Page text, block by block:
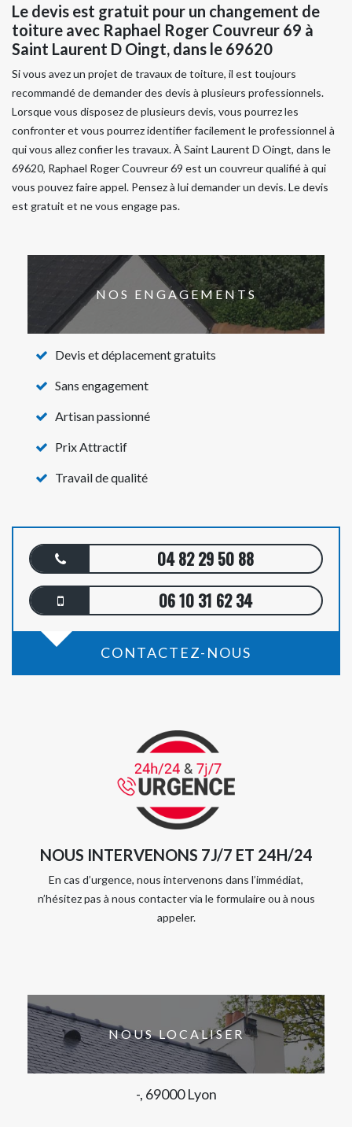
Le devis est gratuit pour un changement de
toiture avec Raphael Roger Couvreur 69 à
Saint Laurent D Oingt, dans le 69620
Si vous avez un projet de travaux de toiture, il est toujours
recommandé de demander des devis à plusieurs professionnels.
Lorsque vous disposez de plusieurs devis, vous pourrez les
confronter et vous pourrez identifier facilement le professionnel à
qui vous allez confier les travaux. À Saint Laurent D Oingt, dans le
69620, Raphael Roger Couvreur 69 est un couvreur qualifié à qui
vous pouvez faire appel. Pensez à lui demander un devis. Le devis
est gratuit et ne vous engage pas.
NOS ENGAGEMENTS
Devis et déplacement gratuits
Sans engagement
Artisan passionné
Prix Attractif
Travail de qualité
04 82 29 50 88
06 10 31 62 34
CONTACTEZ-NOUS
NOUS INTERVENONS 7J/7 ET 24H/24
En cas d’urgence, nous intervenons dans l’immédiat,
n’hésitez pas à nous contacter via le formulaire ou à nous
appeler.
NOUS LOCALISER
-, 69000 Lyon